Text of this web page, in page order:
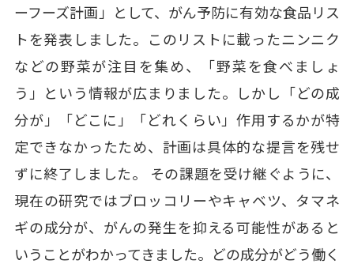
ーフーズ計画」として、がん予防に有効な食品リス
トを発表しました。このリストに載ったニンニク
などの野菜が注目を集め、「野菜を食べましょ
う」という情報が広まりました。しかし「どの成
分が」「どこに」「どれくらい」作用するかが特
定できなかったため、計画は具体的な提言を残せ
ずに終了しました。 その課題を受け継ぐように、
現在の研究ではブロッコリーやキャベツ、タマネ
ギの成分が、がんの発生を抑える可能性があると
いうことがわかってきました。どの成分がどう働く